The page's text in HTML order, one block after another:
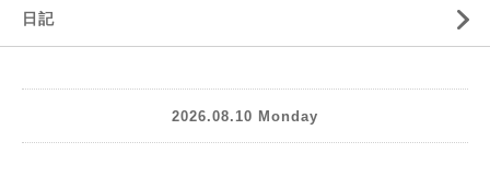
日記
2026.08.10 Monday